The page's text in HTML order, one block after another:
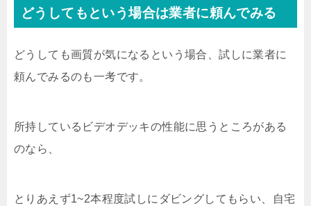
どうしてもという場合は業者に頼んでみる
どうしても画質が気になるという場合、試しに業者に
頼んでみるのも一考です。
所持しているビデオデッキの性能に思うところがある
のなら、
とりあえず1~2本程度試しにダビングしてもらい、自宅